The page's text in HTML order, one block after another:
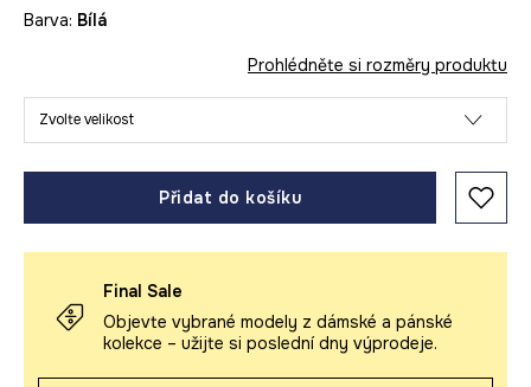
Barva: bílá
Prohlédněte si rozměry produktu
Zvolte velikost
Přidat do košíku
Final Sale
Objevte vybrané modely z dámské a pánské
kolekce – užijte si poslední dny výprodeje.